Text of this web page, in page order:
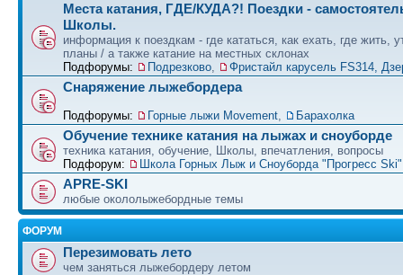
Места катания, ГДЕ/КУДА?! Поездки -
Школы.
информация к поездкам - где кататься, как ехать, где жить,
планы / а также катание на местных склонах
Подфорумы:
Подрезково, Фристайл карусель FS314,
Снаряжение лыжебордера
Подфорумы: Горные лыжи Movement, Барахолка
Обучение технике катания на лыжах и сноуборде
техника катания, обучение, Школы, впечатления, вопросы
Подфорум:
Школа Горных Лыж и Сноуборда "Прогресс
APRE-SKI
любые окололыжебордные темы
ФОРУМ
Перезимовать лето
чем заняться лыжебордеру летом